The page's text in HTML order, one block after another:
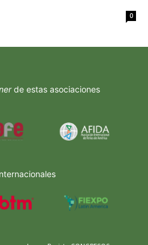
0
de estas asociaciones